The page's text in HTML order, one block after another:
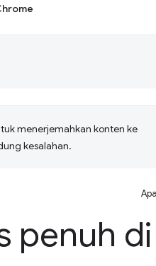
menerjemahkan konten ke
kesalahan.
penuh